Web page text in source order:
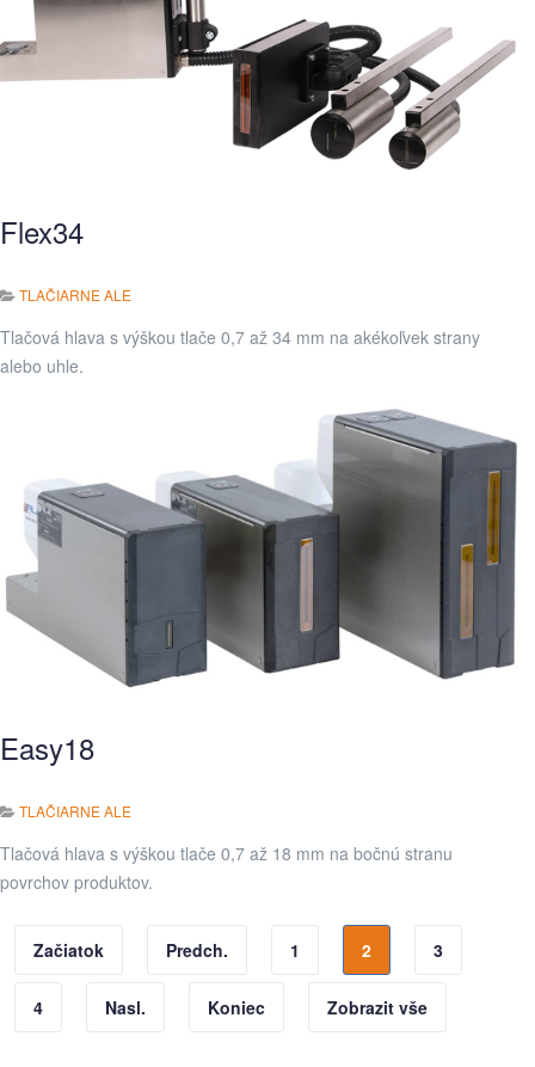
Flex34
TLAČIARNE ALE
Tlačová hlava s výškou tlače 0,7 až 34 mm na akékoľvek strany
alebo uhle.
Easy18
TLAČIARNE ALE
Tlačová hlava s výškou tlače 0,7 až 18 mm na bočnú stranu
povrchov produktov.
Začiatok Predch. 1 2 3
4 Nasl. Koniec Zobrazit vše